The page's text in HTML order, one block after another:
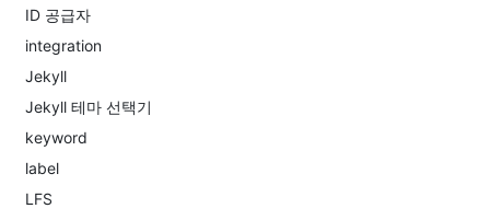
ID 공급자
integration
Jekyll
Jekyll 테마 선택기
keyword
label
LFS